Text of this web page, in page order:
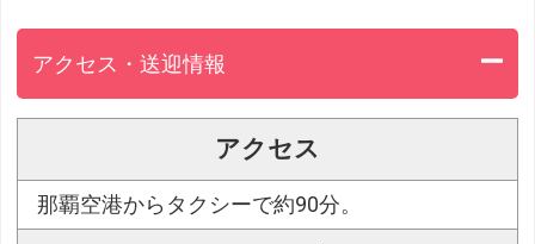
アクセス・送迎情報
アクセス
那覇空港からタクシーで約90分。